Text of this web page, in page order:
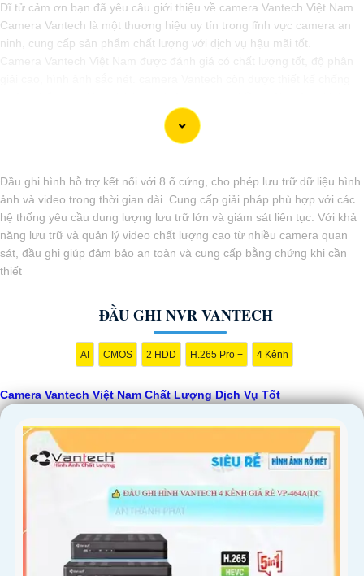
Dĩ tử cảm ơn bạn đã yêu câu giới thiệu về camera Vantech Việt Nam.
Camera Vantech là một thương hiệu uy tín trong lĩnh vực camera an
ninh, cung cấp sản phẩm chất lượng với dịch vụ hậu mãi tốt.
Với cam kết về chất lượng và dịch vụ, camera Vantech Việt Nam mang
chăng.
Nếu bạn cần thêm thông tin chi tiết về sản phẩm hay muốn tư vấn,
hãy liên hệ với đại lý phân phối chính thức của Vantech để được hỗ trợ
tốt nhất.
Đầu ghi hình hỗ trợ kết nối với 8 ổ cứng, cho phép lưu trữ dữ liệu hình
ảnh và video trong thời gian dài. Cung cấp giải pháp phù hợp với các
hệ thống yêu cầu dung lượng lưu trữ lớn và giám sát liên tục. Với khả
năng lưu trữ và quản lý video chất lượng cao từ nhiều camera quan
sát, đầu ghi giúp đảm bảo an toàn và cung cấp bằng chứng khi cần
thiết
ĐẦU GHI NVR VANTECH
AI CMOS 2 HDD H.265 Pro + 4 Kênh
Camera Vantech Việt Nam Chất Lượng Dịch Vụ Tốt